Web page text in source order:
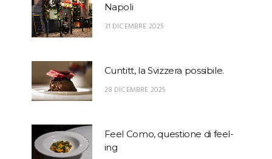
Napoli
31 DICEMBRE 2025
Cuntitt, la Svizzera possibile.
28 DICEMBRE 2025
Feel Como, questione di feel-
ing